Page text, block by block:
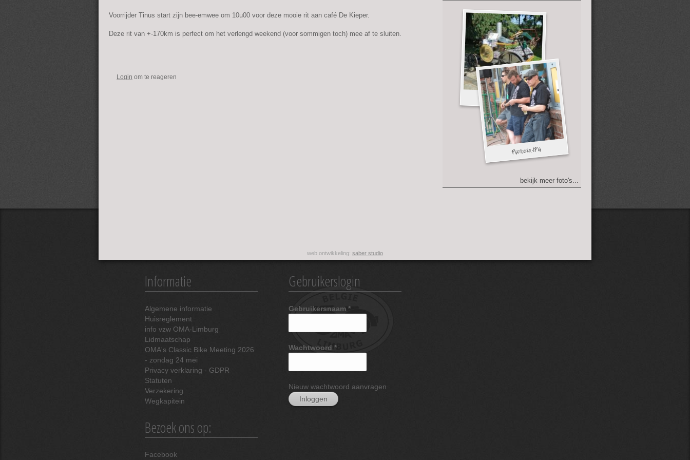
Voorrijder Tinus start zijn bee-emwee om 10u00 voor deze mooie rit aan café De Kieper.
Deze rit van +-170km is perfect om het verlengd weekend (voor sommigen toch) mee af te sluiten.
Login om te reageren
bekijk meer foto's...
web ontwikkeling: saber studio
Informatie
Algemene informatie
Huisreglement
info vzw OMA-Limburg
Lidmaatschap
OMA's Classic Bike Meeting 2026
- zondag 24 mei
Privacy verklaring - GDPR
Statuten
Verzekering
Wegkapitein
Bezoek ons op:
Facebook
Gebruikerslogin
Gebruikersnaam *
Wachtwoord *
Nieuw wachtwoord aanvragen